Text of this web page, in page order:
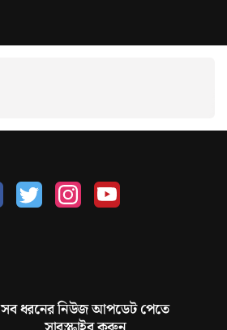
সব ধরনের নিউজ আপডেট পেতে